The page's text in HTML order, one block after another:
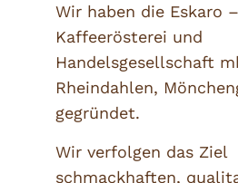
Wir haben die Eskaro
Kaffeerösterei und
Handelsgesellschaft
Rheindahlen,
gegründet.
Wir verfolgen das Ziel
schmackhaften,